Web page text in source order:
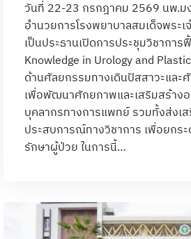
วันที่ 22-23 กรกฎาคม 2569 นพ.ม
อำนวยการโรงพยาบาลสมเด็จพระเ
เป็นประธานเปิดการประชุมวิชากา
Knowledge in Urology and
ด้านศัลยกรรมทางเดินปัสสาวะและ
เพื่อพัฒนาศักยภาพและเสริมสร้าง
บุคลากรทางการแพทย์ รวมทั้งส่งเ
ประสบการณ์ทางวิชาการ เพื่อยกร
รักษาผู้ป่วย ในการนี้…